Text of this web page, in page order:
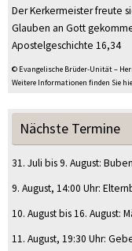
Der Kerkermeister freute
Glauben an Gott
Apostelgeschichte 16,34
© Evangelische Brüder-Unität –
Weitere Informationen finden Sie
Nächste Termine
31. Juli bis9. August:
9. August, 14:00 Uhr:
10. Augustbis16. August:
11. August, 19:30 Uhr: